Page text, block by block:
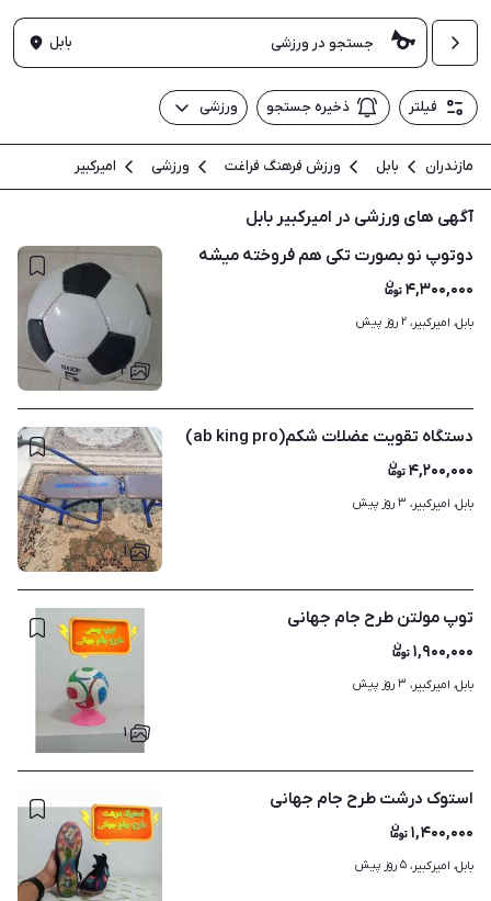
بابل
فیلتر ذخیره جستجو ورزشی
مازندران بابل ورزش فرهنگ فراغت ورزشی امیرکبیر
آگهی های ورزشی در امیرکبیر بابل
۲
دوتوپ نو بصورت تکی هم فروخته میشه
۴,۳۰۰,۰۰۰
بابل، امیرکبیر، ۲ روز پیش
۱
دستگاه تقویت عضلات شکم(ab king pro)
۴,۲۰۰,۰۰۰
بابل، امیرکبیر، ۳ روز پیش
۱
توپ مولتن طرح جام جهانی
۱,۹۰۰,۰۰۰
بابل، امیرکبیر، ۳ روز پیش
استوک درشت طرح جام جهانی
۱,۴۰۰,۰۰۰
بابل، امیرکبیر، ۵ روز پیش